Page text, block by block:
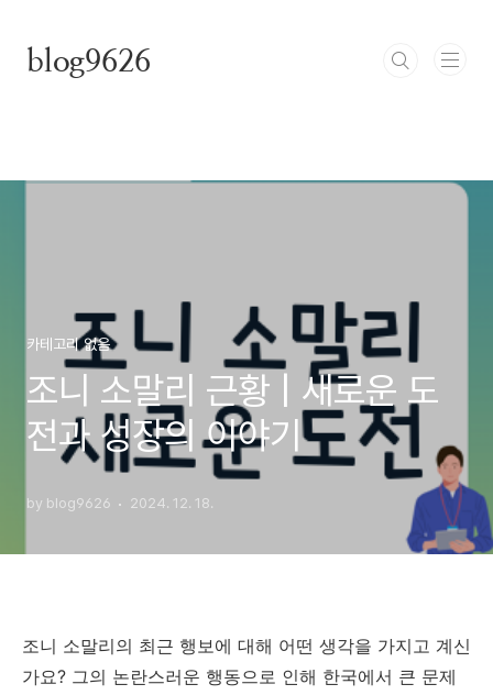
blog9626
카테고리 없음
조니 소말리 근황 | 새로운 도
전과 성장의 이야기
by blog9626 2024. 12. 18.
조니 소말리의 최근 행보에 대해 어떤 생각을 가지고 계신
가요? 그의 논란스러운 행동으로 인해 한국에서 큰 문제